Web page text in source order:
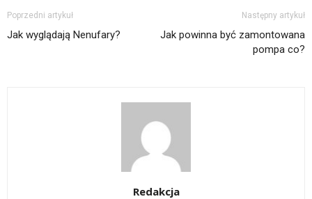
Poprzedni artykuł
Jak wyglądają Nenufary?
Następny artykuł
Jak powinna być zamontowana
pompa co?
Redakcja